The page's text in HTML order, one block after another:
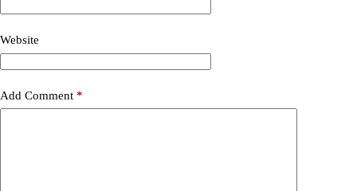
Website
Add Comment *